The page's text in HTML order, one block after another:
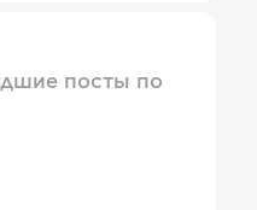
посты по